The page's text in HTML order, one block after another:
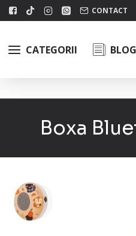
CONTACT
CATEGORII BLOG
Boxa